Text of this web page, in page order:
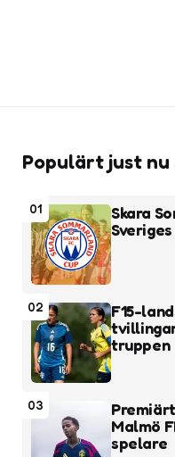
Populärt just nu
01
Skara
02
F15-
truppen
03
Malmö
spelare